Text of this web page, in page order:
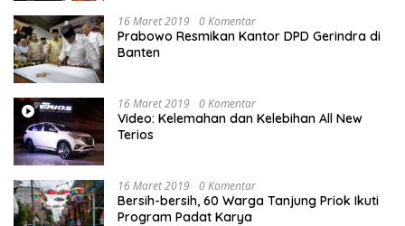
16 Maret 2019 0 Komentar
Prabowo Resmikan Kantor DPD Gerindra di
Banten
16 Maret 2019 0 Komentar
Video: Kelemahan dan Kelebihan All New
Terios
16 Maret 2019 0 Komentar
Bersih-bersih, 60 Warga Tanjung Priok Ikuti
Program Padat Karya